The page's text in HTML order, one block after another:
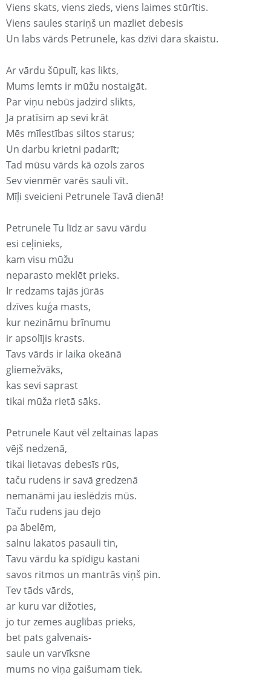
Viens skats, viens zieds, viens laimes stūrītis.
Viens saules stariņš un mazliet debesis
Un labs vārds Petrunele, kas dzīvi dara skaistu.
Ar vārdu šūpulī, kas likts,
Mums lemts ir mūžu nostaigāt.
Par viņu nebūs jadzird slikts,
Ja pratīsim ap sevi krāt
Mēs mīlestības siltos starus;
Un darbu krietni padarīt;
Tad mūsu vārds kā ozols zaros
Sev vienmēr varēs sauli vīt.
Mīļi sveicieni Petrunele Tavā dienā!
Petrunele Tu līdz ar savu vārdu
esi ceļinieks,
kam visu mūžu
neparasto meklēt prieks.
Ir redzams tajās jūrās
dzīves kuģa masts,
kur nezināmu brīnumu
ir apsolījis krasts.
Tavs vārds ir laika okeānā
gliemežvāks,
kas sevi saprast
tikai mūža rietā sāks.
Petrunele Kaut vēl zeltainas lapas
vējš nedzenā,
tikai lietavas debesīs rūs,
taču rudens ir savā gredzenā
nemanāmi jau ieslēdzis mūs.
Taču rudens jau dejo
pa ābelēm,
salnu lakatos pasauli tin,
Tavu vārdu ka spīdīgu kastani
savos ritmos un mantrās viņš pin.
Tev tāds vārds,
ar kuru var dižoties,
jo tur zemes auglības prieks,
bet pats galvenais-
saule un varvīksne
mums no viņa gaišumam tiek.